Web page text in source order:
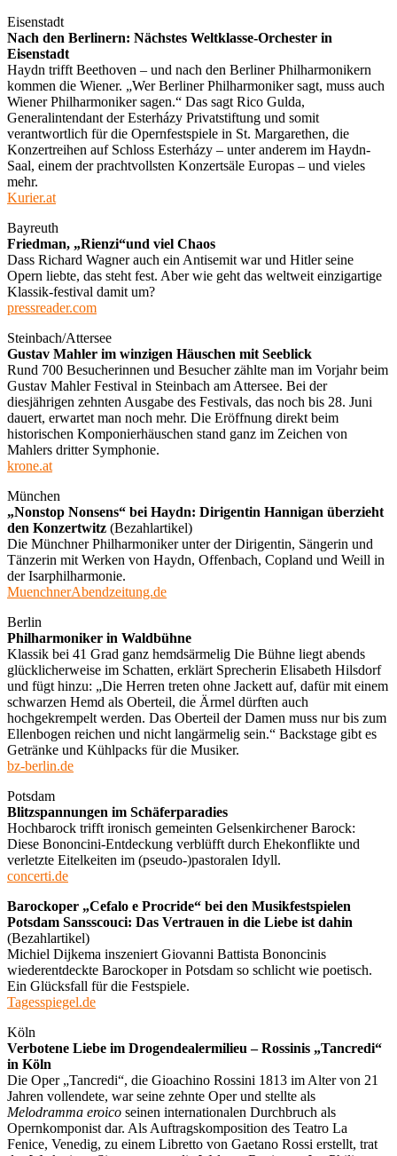
Eisenstadt
Nach den Berlinern: Nächstes Weltklasse-Orchester in
Eisenstadt
Haydn trifft Beethoven – und nach den Berliner Philharmonikern
kommen die Wiener. „Wer Berliner Philharmoniker sagt, muss auch
Wiener Philharmoniker sagen.“ Das sagt Rico Gulda,
Generalintendant der Esterházy Privatstiftung und somit
verantwortlich für die Opernfestspiele in St. Margarethen, die
Konzertreihen auf Schloss Esterházy – unter anderem im Haydn-
Saal, einem der prachtvollsten Konzertsäle Europas – und vieles
mehr.
Kurier.at
Bayreuth
Fried­man, „Rienzi“und viel Chaos
Dass Richard Wag­ner auch ein Anti­se­mit war und Hit­ler seine
Opern liebte, das steht fest. Aber wie geht das welt­weit ein­zig­ar­tige
Klas­sik-festi­val damit um?
pressreader.com
Steinbach/Attersee
Gustav Mahler im winzigen Häuschen mit Seeblick
Rund 700 Besucherinnen und Besucher zählte man im Vorjahr beim
Gustav Mahler Festival in Steinbach am Attersee. Bei der
diesjährigen zehnten Ausgabe des Festivals, das noch bis 28. Juni
dauert, erwartet man noch mehr. Die Eröffnung direkt beim
historischen Komponierhäuschen stand ganz im Zeichen von
Mahlers dritter Symphonie.
krone.at
München
„Nonstop Nonsens“ bei Haydn: Dirigentin Hannigan überzieht
den Konzertwitz (Bezahlartikel)
Die Münchner Philharmoniker unter der Dirigentin, Sängerin und
Tänzerin mit Werken von Haydn, Offenbach, Copland und Weill in
der Isarphilharmonie.
MuenchnerAbendzeitung.de
Berlin
Philharmoniker in Waldbühne
Klassik bei 41 Grad ganz hemdsärmelig Die Bühne liegt abends
glücklicherweise im Schatten, erklärt Sprecherin Elisabeth Hilsdorf
und fügt hinzu: „Die Herren treten ohne Jackett auf, dafür mit einem
schwarzen Hemd als Oberteil, die Ärmel dürften auch
hochgekrempelt werden. Das Oberteil der Damen muss nur bis zum
Ellenbogen reichen und nicht langärmelig sein.“ Backstage gibt es
Getränke und Kühlpacks für die Musiker.
bz-berlin.de
Potsdam
Blitzspannungen im Schäferparadies
Hochbarock trifft ironisch gemeinten Gelsenkirchener Barock:
Diese Bononcini-Entdeckung verblüfft durch Ehekonflikte und
verletzte Eitelkeiten im (pseudo-)pastoralen Idyll.
concerti.de
Barockoper „Cefalo e Procride“ bei den Musikfestspielen
Potsdam Sansscouci: Das Vertrauen in die Liebe ist dahin
(Bezahlartikel)
Michiel Dijkema inszeniert Giovanni Battista Bononcinis
wiederentdeckte Barockoper in Potsdam so schlicht wie poetisch.
Ein Glücksfall für die Festspiele.
Tagesspiegel.de
Köln
Verbotene Liebe im Drogendealermilieu – Rossinis „Tancredi“
in Köln
Die Oper „Tancredi“, die Gioachino Rossini 1813 im Alter von 21
Jahren vollendete, war seine zehnte Oper und stellte als
Melodramma eroico seinen internationalen Durchbruch als
Opernkomponist dar. Als Auftragskomposition des Teatro La
Fenice, Venedig, zu einem Libretto von Gaetano Rossi erstellt, trat